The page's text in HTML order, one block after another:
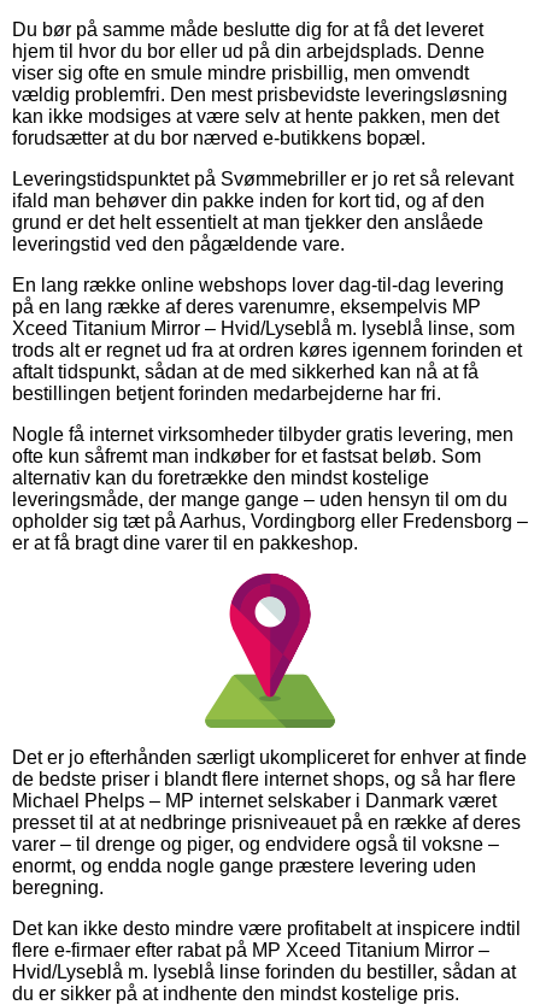
Du bør på samme måde beslutte dig for at få det leveret
hjem til hvor du bor eller ud på din arbejdsplads. Denne
viser sig ofte en smule mindre prisbillig, men omvendt
vældig problemfri. Den mest prisbevidste leveringsløsning
kan ikke modsiges at være selv at hente pakken, men det
forudsætter at du bor nærved e-butikkens bopæl.
Leveringstidspunktet på Svømmebriller er jo ret så relevant
ifald man behøver din pakke inden for kort tid, og af den
grund er det helt essentielt at man tjekker den anslåede
leveringstid ved den pågældende vare.
En lang række online webshops lover dag-til-dag levering
på en lang række af deres varenumre, eksempelvis MP
Xceed Titanium Mirror – Hvid/Lyseblå m. lyseblå linse, som
trods alt er regnet ud fra at ordren køres igennem forinden et
aftalt tidspunkt, sådan at de med sikkerhed kan nå at få
bestillingen betjent forinden medarbejderne har fri.
Nogle få internet virksomheder tilbyder gratis levering, men
ofte kun såfremt man indkøber for et fastsat beløb. Som
alternativ kan du foretrække den mindst kostelige
leveringsmåde, der mange gange – uden hensyn til om du
opholder sig tæt på Aarhus, Vordingborg eller Fredensborg –
er at få bragt dine varer til en pakkeshop.
Det er jo efterhånden særligt ukompliceret for enhver at finde
de bedste priser i blandt flere internet shops, og så har flere
Michael Phelps – MP internet selskaber i Danmark været
presset til at at nedbringe prisniveauet på en række af deres
varer – til drenge og piger, og endvidere også til voksne –
enormt, og endda nogle gange præstere levering uden
beregning.
Det kan ikke desto mindre være profitabelt at inspicere indtil
flere e-firmaer efter rabat på MP Xceed Titanium Mirror –
Hvid/Lyseblå m. lyseblå linse forinden du bestiller, sådan at
du er sikker på at indhente den mindst kostelige pris.